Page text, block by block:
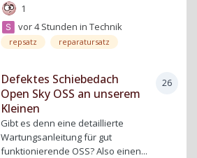
1
vor 4 Stunden inTechnik
repsatz reparatursatz
26
Defektes Schiebedach
Open Sky OSS an unserem
Kleinen
Gibt es denn eine detaillierte
Wartungsanleitung für gut
funktionierende OSS? Also einen...